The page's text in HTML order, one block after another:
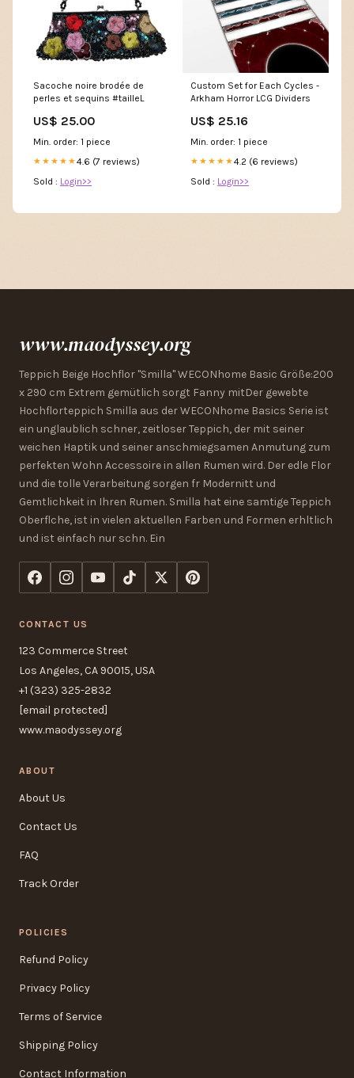
Sacoche noire brodée de
perles et sequins #tailleL
US$ 25.00
Min. order: 1 piece
★★★★★4.6 (7 reviews)
Sold : Login>>
Custom Set for Each Cycles -
Arkham Horror LCG Dividers
US$ 25.16
Min. order: 1 piece
★★★★★4.2 (6 reviews)
Sold : Login>>
www.maodyssey.org
Teppich Beige Hochflor "Smilla" WECONhome Basic Größe:200
x 290 cm Extrem gemütlich sorgt Fanny mitDer gewebte
Hochflorteppich Smilla aus der WECONhome Basics Serie ist
ein unglaublich schner, zeitloser Teppich, der mit seiner
weichen Haptik und seiner anschmiegsamen Anmutung zum
perfekten Wohn Accessoire in allen Rumen wird. Der edle Flor
und die tolle Verarbeitung sorgen fr Modernitt und
Gemtlichkeit in Ihren Rumen. Smilla hat eine samtige Teppich
Oberflche, ist in vielen aktuellen Farben und Formen erhltlich
und ist einfach nur schn. Ein
CONTACT US
123 Commerce Street
Los Angeles, CA 90015, USA
+1 (323) 325-2832
[email protected]
www.maodyssey.org
ABOUT
About Us
Contact Us
FAQ
Track Order
POLICIES
Refund Policy
Privacy Policy
Terms of Service
Shipping Policy
Contact Information